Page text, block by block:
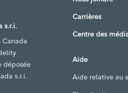
s.r.i.
déposée
s.r.i.
Carrières
Centre des
Aide
Aide relative au